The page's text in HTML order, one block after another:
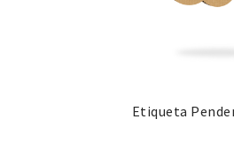
Etiqueta